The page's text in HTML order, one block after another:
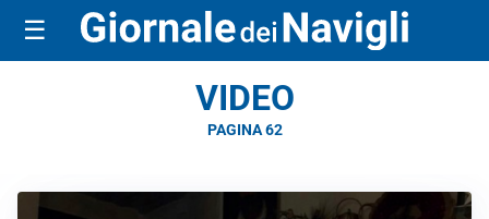
☰
VIDEO
PAGINA 62